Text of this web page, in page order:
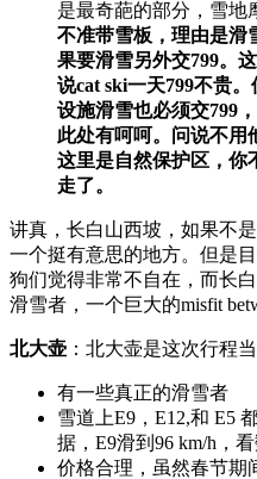
是最奇葩的部分，雪地
不准带雪板，理由是滑
果要滑雪另外交799。
说cat ski一天799不贵
设施滑雪也必须交799
此处有呵呵。问说不用
这里是自然保护区，你
走了。
讲真，长白山西坡，如果不
一个挺有意思的地方。但是
狗们觉得非常不自在，而长
滑雪者，一个巨大的misfit
北大壶 ：北大壶是这次行程
有一些真正的滑雪者
雪道上E9 ， E12,和 E5
据， E9滑到 96 km/h ，
价格合理，虽然春节期